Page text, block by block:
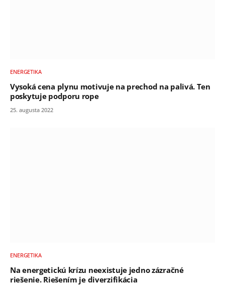
ENERGETIKA
Vysoká cena plynu motivuje na prechod na palivá. Ten
poskytuje podporu rope
25. augusta 2022
ENERGETIKA
Na energetickú krízu neexistuje jedno zázračné
riešenie. Riešením je diverzifikácia